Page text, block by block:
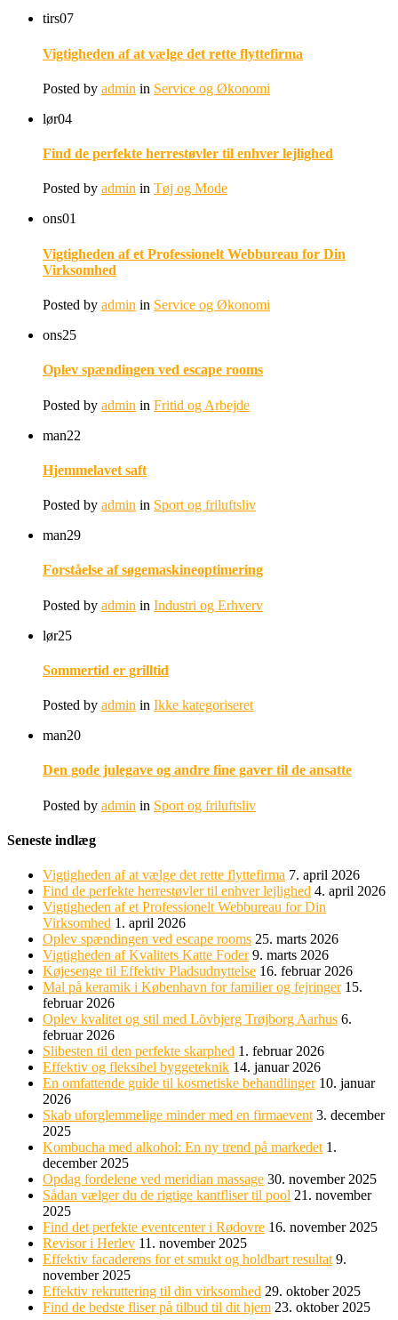
tirs07
Vigtigheden af at vælge det rette flyttefirma
Posted by admin in Service og Økonomi
lør04
Find de perfekte herrestøvler til enhver lejlighed
Posted by admin in Tøj og Mode
ons01
Vigtigheden af et Professionelt Webbureau for Din
Virksomhed
Posted by admin in Service og Økonomi
ons25
Oplev spændingen ved escape rooms
Posted by admin in Fritid og Arbejde
man22
Hjemmelavet saft
Posted by admin in Sport og friluftsliv
man29
Forståelse af søgemaskineoptimering
Posted by admin in Industri og Erhverv
lør25
Sommertid er grilltid
Posted by admin in Ikke kategoriseret
man20
Den gode julegave og andre fine gaver til de ansatte
Posted by admin in Sport og friluftsliv
Seneste indlæg
Vigtigheden af at vælge det rette flyttefirma 7. april 2026
Find de perfekte herrestøvler til enhver lejlighed 4. april 2026
Vigtigheden af et Professionelt Webbureau for Din
Virksomhed 1. april 2026
Oplev spændingen ved escape rooms 25. marts 2026
Vigtigheden af Kvalitets Katte Foder 9. marts 2026
Køjesenge til Effektiv Pladsudnyttelse 16. februar 2026
Mal på keramik i København for familier og fejringer 15.
februar 2026
Oplev kvalitet og stil med Lövbjerg Trøjborg Aarhus 6.
februar 2026
Slibesten til den perfekte skarphed 1. februar 2026
Effektiv og fleksibel byggeteknik 14. januar 2026
En omfattende guide til kosmetiske behandlinger 10. januar
2026
Skab uforglemmelige minder med en firmaevent 3. december
2025
Kombucha med alkohol: En ny trend på markedet 1.
december 2025
Opdag fordelene ved meridian massage 30. november 2025
Sådan vælger du de rigtige kantfliser til pool 21. november
2025
Find det perfekte eventcenter i Rødovre 16. november 2025
Revisor i Herlev 11. november 2025
Effektiv facaderens for et smukt og holdbart resultat 9.
november 2025
Effektiv rekruttering til din virksomhed 29. oktober 2025
Find de bedste fliser på tilbud til dit hjem 23. oktober 2025